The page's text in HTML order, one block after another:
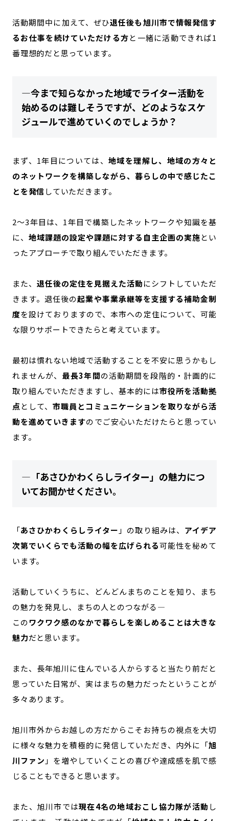
活動期間中に加えて、ぜひ退任後も旭川市で情報発信す
るお仕事を続けていただける方と一緒に活動できれば1
番理想的だと思っています。
―今まで知らなかった地域でライター活動を
始めるのは難しそうですが、どのようなスケ
ジュールで進めていくのでしょうか？
まず、1年目については、地域を理解し、地域の方々と
のネットワークを構築しながら、暮らしの中で感じたこ
とを発信していただきます。
2～3年目は、1年目で構築したネットワークや知識を基
に、地域課題の設定や課題に対する自主企画の実施とい
ったアプローチで取り組んでいただきます。
また、退任後の定住を見据えた活動にシフトしていただ
きます。退任後の起業や事業承継等を支援する補助金制
度を設けておりますので、本市への定住について、可能
な限りサポートできたらと考えています。
最初は慣れない地域で活動することを不安に思うかもし
れませんが、 最長3年間の活動期間を段階的・計画的に
取り組んでいただきますし、基本的には市役所を活動拠
点 として、市職員とコミュニケーションを取りながら活
動を進めていきますのでご安心いただけたらと思ってい
ます。
― 「あさひかわくらしライター」の魅力につ
いてお聞かせください。
「あさひかわくらしライター 」の取り組みは、 アイデア
次第でいくらでも活動の幅を広げられる可能性を秘めて
います。
活動していくうちに、どんどんまちのことを知り、まち
の魅力を発見し、まちの人とのつながる―
このワクワク感のなかで暮らしを楽しめることは大きな
魅力だと思います。
また、長年旭川に住んでいる人からすると当たり前だと
思っていた日常が、実はまちの魅力だったということが
多々あります。
旭川市外からお越しの方だからこそお持ちの視点を大切
に様々な魅力を積極的に発信していただき、内外に「旭
川ファン 」を増やしていくことの喜びや達成感を肌で感
じることもできると思います。
また、旭川市では現在4名の地域おこし協力隊が活動 し